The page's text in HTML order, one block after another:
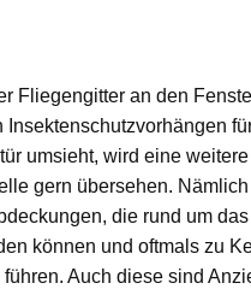
Fliegengitter an den
Insektenschutzvorhängen
umsieht, wird eine weitere
gern übersehen.
die rund um
können und oftmals zu
Auch diese sind